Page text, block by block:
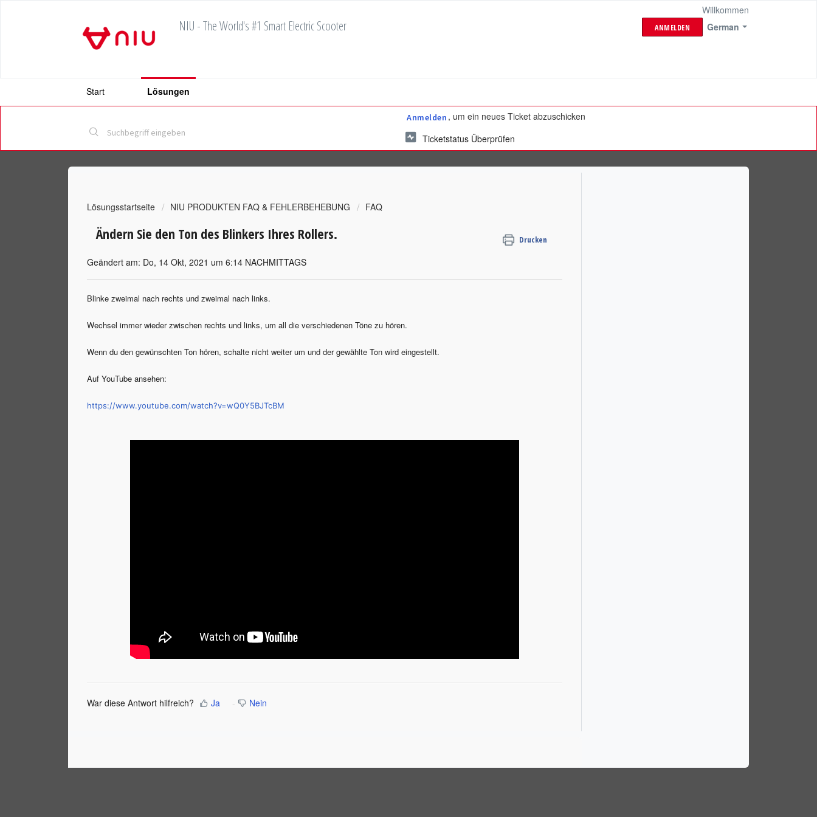
NIU - The World's #1 Smart Electric Scooter German
Willkommen
ANMELDEN
Start Lösungen
Anmelden , um ein neues Ticket abzuschicken
Ticketstatus Überprüfen
Lösungsstartseite NIU PRODUKTEN FAQ & FEHLERBEHEBUNG FAQ
Ändern Sie den Ton des Blinkers Ihres Rollers. Drucken
Geändert am: Do, 14 Okt, 2021 um 6:14 NACHMITTAGS
Blinke zweimal nach rechts und zweimal nach links.
Wechsel immer wieder zwischen rechts und links, um all die verschiedenen Töne zu hören.
Wenn du den gewünschten Ton hören, schalte nicht weiter um und der gewählte Ton wird eingestellt.
Auf YouTube ansehen:
https://www.youtube.com/watch?v=wQ0Y5BJTcBM
War diese Antwort hilfreich? Ja Nein